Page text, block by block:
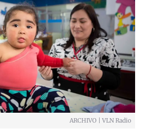
ARCHIVO | VLN Radio